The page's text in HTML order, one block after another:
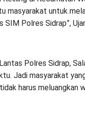
masyarakat untuk
Polres Sidrap”,
Polres Sidrap,
Jadi masyarakat
harus meluangkan